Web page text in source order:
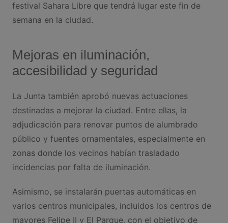
festival Sahara Libre que tendrá lugar este fin de
semana en la ciudad.
Mejoras en iluminación,
accesibilidad y seguridad
La Junta también aprobó nuevas actuaciones
destinadas a mejorar la ciudad. Entre ellas, la
adjudicación para renovar puntos de alumbrado
público y fuentes ornamentales, especialmente en
zonas donde los vecinos habían trasladado
incidencias por falta de iluminación.
Asimismo, se instalarán puertas automáticas en
varios centros municipales, incluidos los centros de
mayores Felipe II y El Parque, con el objetivo de